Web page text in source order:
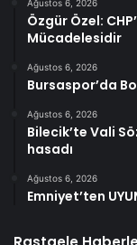
Ağustos 6, 2026
Özgür Özel:
Mücadelesidir
Ağustos 6, 2026
Bursaspor’da
Ağustos 6, 2026
Bilecik’te Vali
hasadı
Ağustos 6, 2026
Emniyet’ten